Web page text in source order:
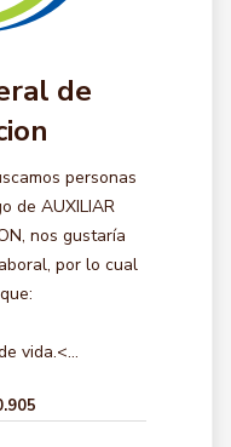
de
personas
de AUXILIAR
nos gustaría
por lo cual
vida.<...